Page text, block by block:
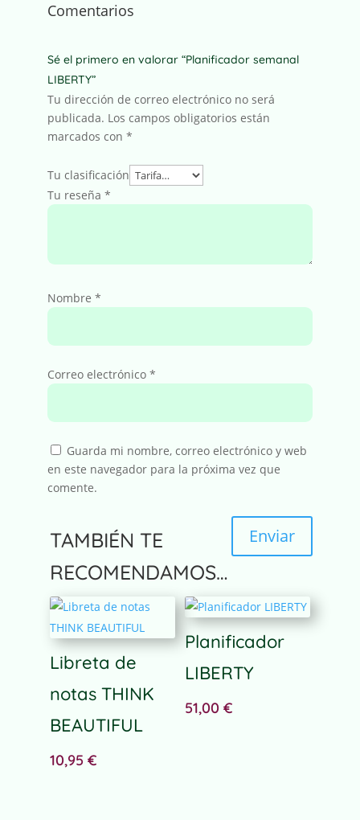
Comentarios
Sé el primero en valorar “Planificador semanal
LIBERTY”
Tu dirección de correo electrónico no será
publicada. Los campos obligatorios están
marcados con *
Tu clasificación
Tu reseña *
Nombre *
Correo electrónico *
Guarda mi nombre, correo electrónico y web
en este navegador para la próxima vez que
comente.
Enviar
A
t
e
n
t
v
TAMBIÉN TE
RECOMENDAMOS…
Libreta de
notas THINK
BEAUTIFUL
10,95 €
Planificador
LIBERTY
51,00€